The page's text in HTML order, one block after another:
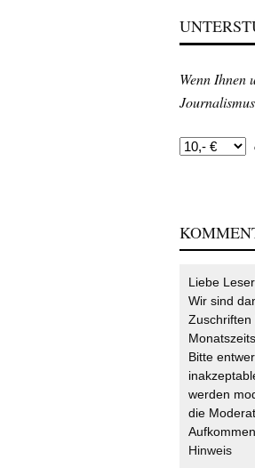
Wenn Ihnen
Liebe
Wir sind
Zuschriften
Bitte
werden
die
Hinweis